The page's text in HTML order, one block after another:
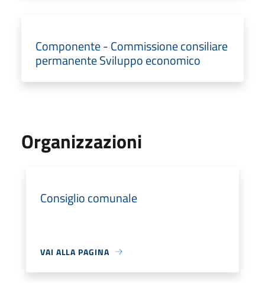
Componente - Commissione consiliare
permanente Sviluppo economico
Organizzazioni
Consiglio comunale
VAI ALLA PAGINA